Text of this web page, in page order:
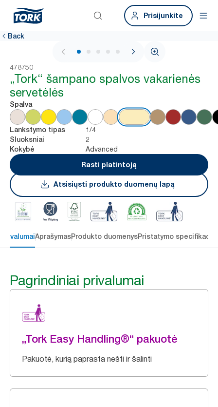
Prisijunkite
Back
1 / 5
478750
„Tork“ šampano spalvos vakarienės
servetėlės
Spalva
Lankstymo tipas 1/4
Sluoksniai 2
Kokybė
Advanced
Rasti platintoją
Atsisiųsti produkto duomenų lapą
AprašymasProdukto duomenysPristatymo
Pagrindiniai privalumai
„Tork Easy Handling®“ pakuotė
Pakuotė, kurią paprasta nešti ir šalinti